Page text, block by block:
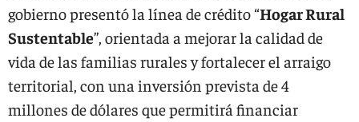
gobierno presentó la línea de crédito “Hogar Rural
Sustentable”, orientada a mejorar la calidad de
vida de las familias rurales y fortalecer el arraigo
territorial, con una inversión prevista de 4
millones de dólares que permitirá financiar